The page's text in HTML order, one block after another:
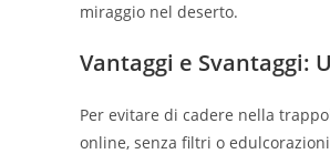
miraggio nel deserto.
Vantaggi e Svantaggi:
Per evitare di cadere nella
online, senza filtri o